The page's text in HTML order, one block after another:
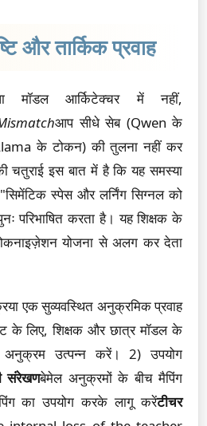
और तार्किक प्रवाह
मॉडल आर्किटेक्चर में नहीं,
आप सीधे सेब (Qwen के
के टोकन) की तुलना नहीं कर
इस बात में है कि यह समस्या
स्पेस और लर्निंग सिग्नल को
परिभाषित करता है। यह शिक्षक के
योजना से अलग कर देता
एक सुव्यवस्थित अनुक्रमिक प्रवाह
के लिए, शिक्षक और छात्र मॉडल के
उत्पन्न करें। 2) उपयोग
संरेखणबेमेल अनुक्रमों के बीच मैपिंग
का उपयोग करके लागू करेंटीचर